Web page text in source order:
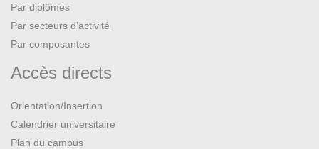
Par diplômes
Par secteurs d’activité
Par composantes
Accès directs
Orientation/Insertion
Calendrier universitaire
Plan du campus